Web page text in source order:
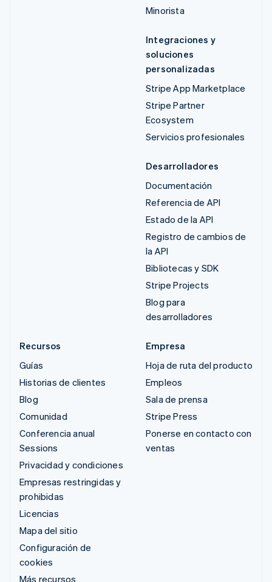
Minorista
Integraciones y
soluciones
personalizadas
Stripe App Marketplace
Stripe Partner
Ecosystem
Servicios profesionales
Desarrolladores
Documentación
Referencia de API
Estado de la API
Registro de cambios de
la API
Bibliotecas y SDK
Stripe Projects
Blog para
desarrolladores
Recursos
Guías
Historias de clientes
Blog
Comunidad
Conferencia anual
Sessions
Privacidad y condiciones
Empresas restringidas y
prohibidas
Licencias
Mapa del sitio
Configuración de
cookies
Más recursos
Empresa
Hoja de ruta del producto
Empleos
Sala de prensa
Stripe Press
Ponerse en contacto con
ventas